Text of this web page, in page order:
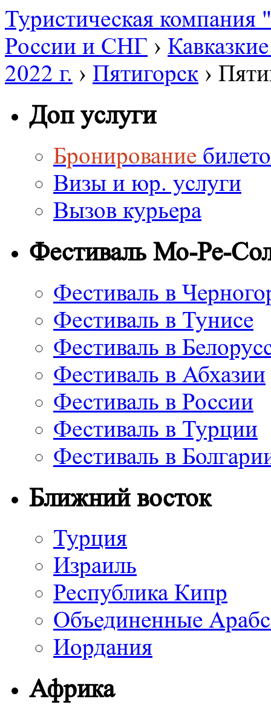
Туристическая
России и СНГ ›
2022 г. › Пятигорск ›
Доп услуги
Бронирование
Визы и юр. услуги
Вызов курьера
Фестиваль Мо-Ре-
Фестиваль в
Фестиваль в Тунисе
Фестиваль в
Фестиваль в Абхазии
Фестиваль в России
Фестиваль в Турции
Фестиваль в
Ближний восток
Турция
Израиль
Республика Кипр
Объединенные
Иордания
Африка